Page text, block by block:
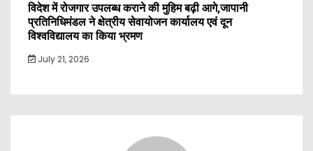
विदेश में रोजगार उपलब्ध कराने की मुहिम बढ़ी आगे,जापानी
प्रतिनिधिमंडल ने क्षेत्रीय सेवायोजन कार्यालय एवं दून
विश्वविद्यालय का किया भ्रमण
July 21, 2026